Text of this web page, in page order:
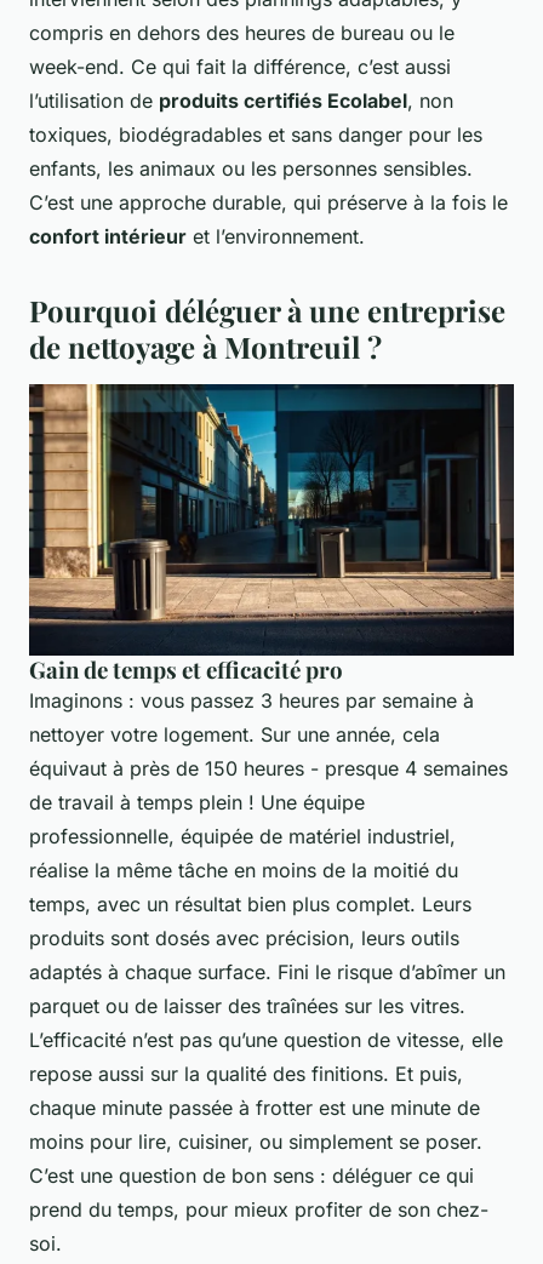
compris en dehors des heures de bureau ou le
week-end. Ce qui fait la différence, c’est aussi
l’utilisation de produits certifiés Ecolabel, non
toxiques, biodégradables et sans danger pour les
enfants, les animaux ou les personnes sensibles.
C’est une approche durable, qui préserve à la fois le
confort intérieur et l’environnement.
Pourquoi déléguer à une entreprise
de nettoyage à Montreuil ?
Gain de temps et efficacité pro
Imaginons : vous passez 3 heures par semaine à
nettoyer votre logement. Sur une année, cela
équivaut à près de 150 heures - presque 4 semaines
de travail à temps plein ! Une équipe
professionnelle, équipée de matériel industriel,
réalise la même tâche en moins de la moitié du
temps, avec un résultat bien plus complet. Leurs
produits sont dosés avec précision, leurs outils
adaptés à chaque surface. Fini le risque d’abîmer un
parquet ou de laisser des traînées sur les vitres.
L’efficacité n’est pas qu’une question de vitesse, elle
repose aussi sur la qualité des finitions. Et puis,
chaque minute passée à frotter est une minute de
moins pour lire, cuisiner, ou simplement se poser.
C’est une question de bon sens : déléguer ce qui
prend du temps, pour mieux profiter de son chez-
soi.